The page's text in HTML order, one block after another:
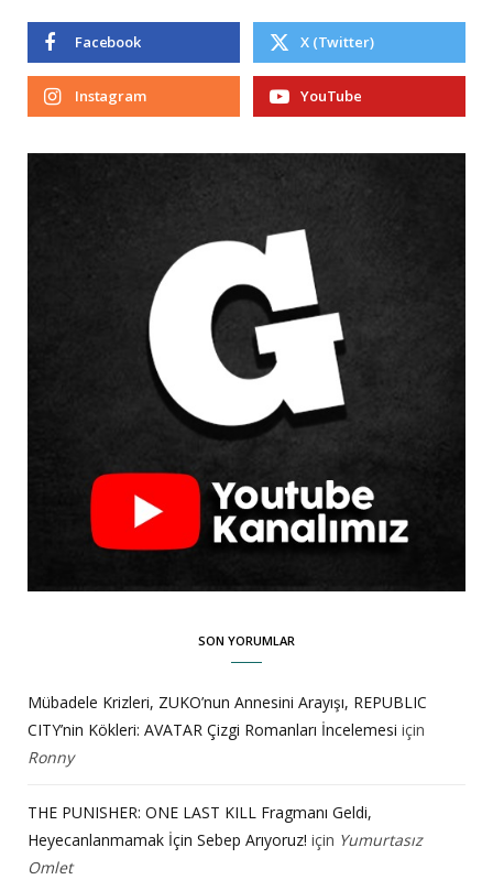
Facebook X (Twitter)
Instagram YouTube
SON YORUMLAR
Mübadele Krizleri, ZUKO’nun Annesini Arayışı, REPUBLIC
CITY’nin Kökleri: AVATAR Çizgi Romanları İncelemesi için
Ronny
THE PUNISHER: ONE LAST KILL Fragmanı Geldi,
Heyecanlanmamak İçin Sebep Arıyoruz! için Yumurtasız
Omlet